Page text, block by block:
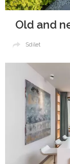
Old and
Sdílet